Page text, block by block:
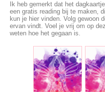
Ik heb gemerkt dat het
een gratis reading bij te maken,
kun je hier vinden. Volg gewoon
ervan vindt. Voel je vrij om op
weten hoe het gegaan is.